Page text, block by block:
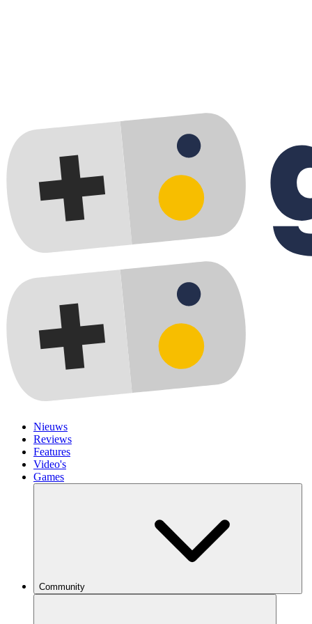
Nieuws
Reviews
Features
Video's
Games
Community